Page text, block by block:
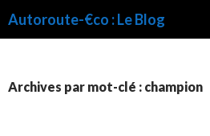
Autoroute-€co : Le Blog
Archives par mot-clé : champion